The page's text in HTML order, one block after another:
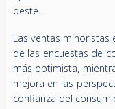
oeste.
Las ventas minoristas
de las encuestas de
más optimista,
mejora en las
confianza del